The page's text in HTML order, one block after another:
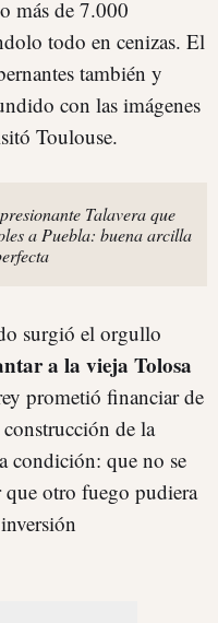
más de 7.000
todo en cenizas. El
también y
con las imágenes
Toulouse.
Talavera que
a Puebla: buena arcilla
surgió el orgullo
a la vieja Tolosa
prometió financiar de
de la
condición: que no se
que otro fuego pudiera